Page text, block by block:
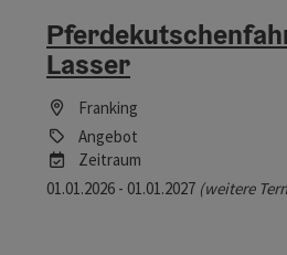
Lasser
Franking
Angebot
Zeitraum
01.01.2026 - 01.01.2027 (weitere